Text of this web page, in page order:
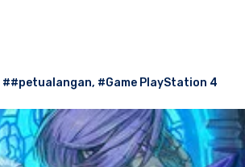
##petualangan, #Game PlayStation 4